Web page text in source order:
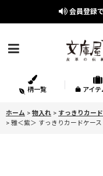
会員登録で
柄一覧 アイ
ホーム > 物入れ > すっきりカー
> 雅＜紫＞ すっきりカードケー